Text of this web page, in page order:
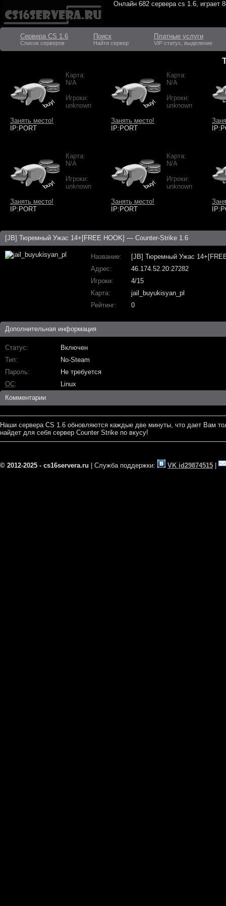
Онлайн 682 сервера cs 1.6, играет
Сервера CS 1.6
Список серверов
Поиск
Найти сервер
Платные услуги
VIP статус, выделение
Карта:
N/A
Игроки:
unknown
Занять место!
IP:PORT
Карта:
N/A
Игроки:
unknown
Занять место!
IP:PORT
Карта:
N/A
Игроки:
unknown
Занять место!
IP:PORT
Карта:
N/A
Игроки:
unknown
Занять место!
IP:PORT
[JB] Тюремный Ужас 14+[FREE HOOK] — Counter-Strike 1.6
Название
[JB] Тюремный Ужас
Адрес
46.174.52.20:27282
Игроки
4/15
Карта
jail_buyukisyan_pl
Рейтинг
0
Дополнительная информация
Статус
Включен
Тип
No-Steam
Пароль
Не требуется
ОС
Linux
Комментарии
Наши сервера CS 1.6 обновляются каждые две минуты, что дает Вам
найдет для себя сервер Counter Strike по вкусу!
© 2012-2025 - cs16servera.ru | Служба поддержки: VK id29874515